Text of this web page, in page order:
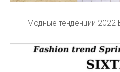
Модные тенденции 2022